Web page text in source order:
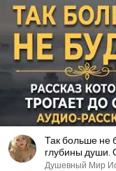
Так больше не
глубины души.
Аудиорассказ
Душевный Мир